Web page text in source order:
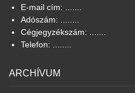
E-mail cím: .......
Adószám: ........
Cégjegyzékszám: .......
Telefon: ........
ARCHÍVUM